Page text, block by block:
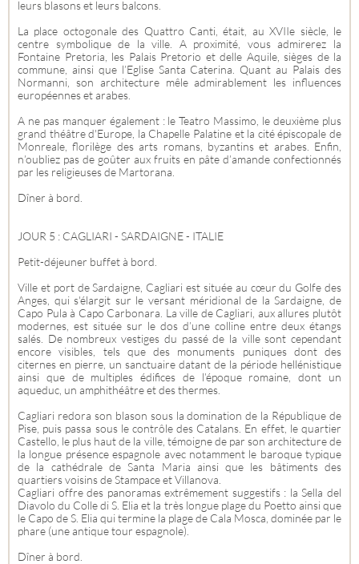
leurs blasons et leurs balcons.
La place octogonale des Quattro Canti, était, au XVIIe siècle, le
centre symbolique de la ville. A proximité, vous admirerez la
Fontaine Pretoria, les Palais Pretorio et delle Aquile, sièges de la
commune, ainsi que l’Eglise Santa Caterina. Quant au Palais des
Normanni, son architecture mêle admirablement les influences
européennes et arabes.
A ne pas manquer également : le Teatro Massimo, le deuxième plus
grand théâtre d'Europe, la Chapelle Palatine et la cité épiscopale de
Monreale, florilège des arts romans, byzantins et arabes. Enfin,
n’oubliez pas de goûter aux fruits en pâte d’amande confectionnés
par les religieuses de Martorana.
Dîner à bord.
JOUR 5 : CAGLIARI - SARDAIGNE - ITALIE
Petit-déjeuner buffet à bord.
Ville et port de Sardaigne, Cagliari est située au cœur du Golfe des
Anges, qui s'élargit sur le versant méridional de la Sardaigne, de
Capo Pula à Capo Carbonara. La ville de Cagliari, aux allures plutôt
modernes, est située sur le dos d’une colline entre deux étangs
salés. De nombreux vestiges du passé de la ville sont cependant
encore visibles, tels que des monuments puniques dont des
citernes en pierre, un sanctuaire datant de la période hellénistique
ainsi que de multiples édifices de l’époque romaine, dont un
aqueduc, un amphithéâtre et des thermes.
Cagliari redora son blason sous la domination de la République de
Pise, puis passa sous le contrôle des Catalans. En effet, le quartier
Castello, le plus haut de la ville, témoigne de par son architecture de
la longue présence espagnole avec notamment le baroque typique
de la cathédrale de Santa Maria ainsi que les bâtiments des
quartiers voisins de Stampace et Villanova.
Cagliari offre des panoramas extrêmement suggestifs : la Sella del
Diavolo du Colle di S. Elia et la très longue plage du Poetto ainsi que
le Capo de S. Elia qui termine la plage de Cala Mosca, dominée par le
phare (une antique tour espagnole).
Dîner à bord.